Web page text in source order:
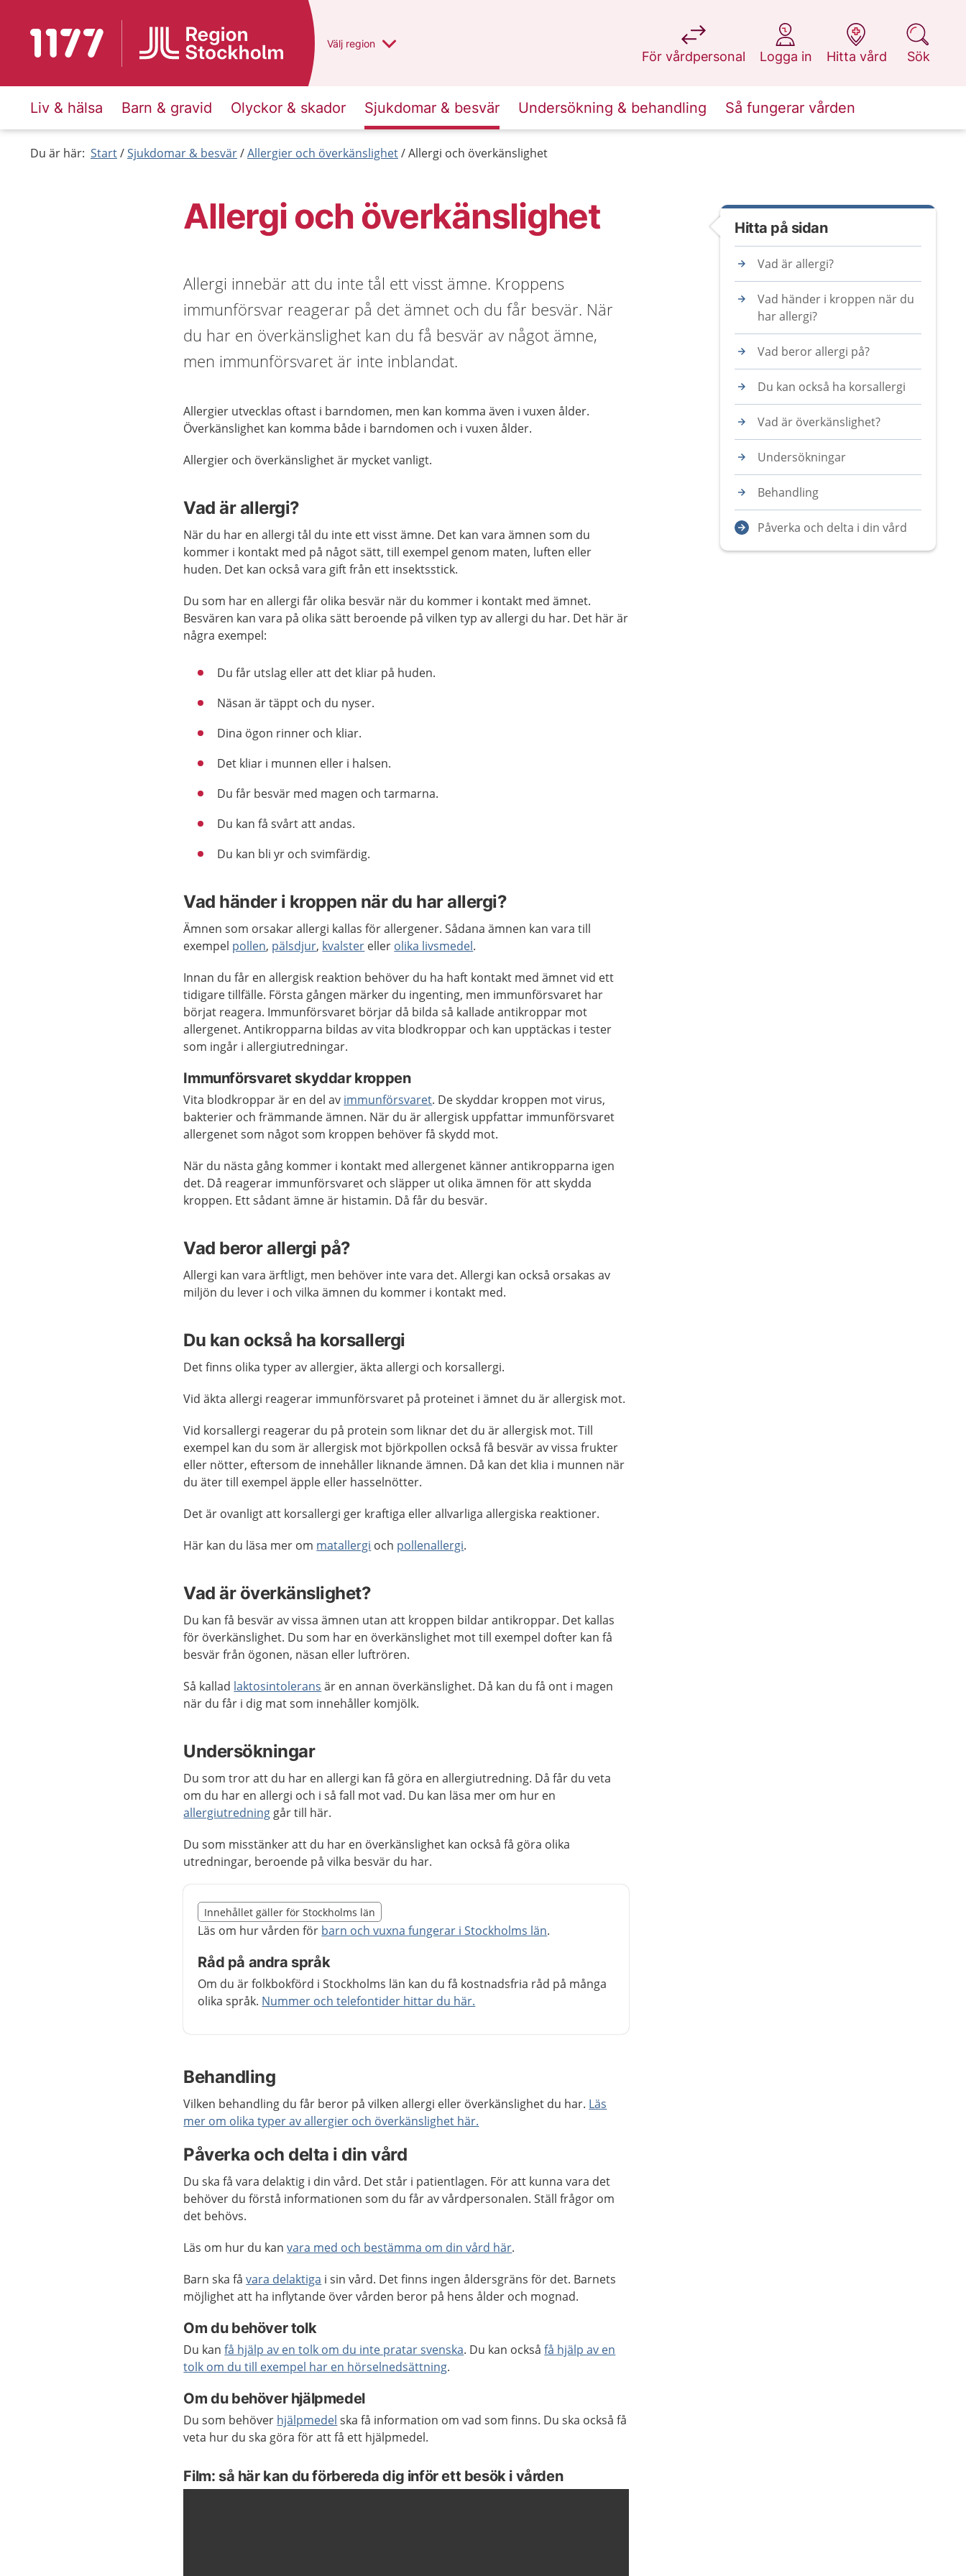
Till startsidan för 1177 Du har valt region
Välj en annan
region
För vårdpersonal
på 1177.se
Logga in
på 1177.se
Hitta vård
på 1177.se
Sök
på 1177.se
Liv & hälsa Barn & gravid Olyckor & skador Sjukdomar & besvär Undersökning & behandling Så fungerar vården
Du är här: Start Sjukdomar & besvär Allergier och överkänslighet Allergi och överkänslighet
Allergi och överkänslighet
Allergi innebär att du inte tål ett visst ämne. Kroppens
immunförsvar reagerar på det ämnet och du får besvär. När
du har en överkänslighet kan du få besvär av något ämne,
men immunförsvaret är inte inblandat.
Allergier utvecklas oftast i barndomen, men kan komma även i vuxen ålder.
Överkänslighet kan komma både i barndomen och i vuxen ålder.
Allergier och överkänslighet är mycket vanligt.
Vad är allergi?
När du har en allergi tål du inte ett visst ämne. Det kan vara ämnen som du
kommer i kontakt med på något sätt, till exempel genom maten, luften eller
huden. Det kan också vara gift från ett insektsstick.
Du som har en allergi får olika besvär när du kommer i kontakt med ämnet.
Besvären kan vara på olika sätt beroende på vilken typ av allergi du har. Det här är
några exempel:
Du får utslag eller att det kliar på huden.
Näsan är täppt och du nyser.
Dina ögon rinner och kliar.
Det kliar i munnen eller i halsen.
Du får besvär med magen och tarmarna.
Du kan få svårt att andas.
Du kan bli yr och svimfärdig.
Vad händer i kroppen när du har allergi?
Ämnen som orsakar allergi kallas för allergener. Sådana ämnen kan vara till
exempel pollen, pälsdjur, kvalster eller olika livsmedel.
Innan du får en allergisk reaktion behöver du ha haft kontakt med ämnet vid ett
tidigare tillfälle. Första gången märker du ingenting, men immunförsvaret har
börjat reagera. Immunförsvaret börjar då bilda så kallade antikroppar mot
allergenet. Antikropparna bildas av vita blodkroppar och kan upptäckas i tester
som ingår i allergiutredningar.
Immunförsvaret skyddar kroppen
Vita blodkroppar är en del av immunförsvaret. De skyddar kroppen mot virus,
bakterier och främmande ämnen. När du är allergisk uppfattar immunförsvaret
allergenet som något som kroppen behöver få skydd mot.
När du nästa gång kommer i kontakt med allergenet känner antikropparna igen
det. Då reagerar immunförsvaret och släpper ut olika ämnen för att skydda
kroppen. Ett sådant ämne är histamin. Då får du besvär.
Vad beror allergi på?
Allergi kan vara ärftligt, men behöver inte vara det. Allergi kan också orsakas av
miljön du lever i och vilka ämnen du kommer i kontakt med.
Du kan också ha korsallergi
Det finns olika typer av allergier, äkta allergi och korsallergi.
Vid äkta allergi reagerar immunförsvaret på proteinet i ämnet du är allergisk mot.
Vid korsallergi reagerar du på protein som liknar det du är allergisk mot. Till
exempel kan du som är allergisk mot björkpollen också få besvär av vissa frukter
eller nötter, eftersom de innehåller liknande ämnen. Då kan det klia i munnen när
du äter till exempel äpple eller hasselnötter.
Det är ovanligt att korsallergi ger kraftiga eller allvarliga allergiska reaktioner.
Här kan du läsa mer om matallergi och pollenallergi.
Vad är överkänslighet?
Du kan få besvär av vissa ämnen utan att kroppen bildar antikroppar. Det kallas
för överkänslighet. Du som har en överkänslighet mot till exempel dofter kan få
besvär från ögonen, näsan eller luftrören.
Så kallad laktosintolerans är en annan överkänslighet. Då kan du få ont i magen
när du får i dig mat som innehåller komjölk.
Undersökningar
Du som tror att du har en allergi kan få göra en allergiutredning. Då får du veta
om du har en allergi och i så fall mot vad. Du kan läsa mer om hur en
allergiutredning går till här.
Du som misstänker att du har en överkänslighet kan också få göra olika
utredningar, beroende på vilka besvär du har.
Nedan innehåll gäller region Stockholms län
Innehållet gäller för Stockholms län
Läs om hur vården för barn och vuxna fungerar i Stockholms län.
Råd på andra språk
Om du är folkbokförd i Stockholms län kan du få kostnadsfria råd på många
olika språk. Nummer och telefontider hittar du här.
Slut på det regionala tillägget från region Stockholms län
Behandling
Vilken behandling du får beror på vilken allergi eller överkänslighet du har. Läs
mer om olika typer av allergier och överkänslighet här.
Påverka och delta i din vård
Du ska få vara delaktig i din vård. Det står i patientlagen. För att kunna vara det
behöver du förstå informationen som du får av vårdpersonalen. Ställ frågor om
det behövs.
Läs om hur du kanvara med och bestämma om din vård här.
Barn ska fåvara delaktiga i sin vård. Det finns ingen åldersgräns för det. Barnets
möjlighet att ha inflytande över vården beror på hens ålder och mognad.
Om du behöver tolk
Du kanfå hjälp av en tolk om du inte pratar svenska. Du kan ocksåfå hjälp av en
tolk om du till exempel har en hörselnedsättning.
Om du behöver hjälpmedel
Du som behöver hjälpmedel ska få information om vad som finns. Du ska också få
veta hur du ska göra för att få ett hjälpmedel.
Film: så här kan du förbereda dig inför ett besök i vården
Hitta på sidan
Vad är allergi?
Vad händer i kroppen när du
har allergi?
Vad beror allergi på?
Du kan också ha korsallergi
Vad är överkänslighet?
Undersökningar
Behandling
Påverka och delta i din vård